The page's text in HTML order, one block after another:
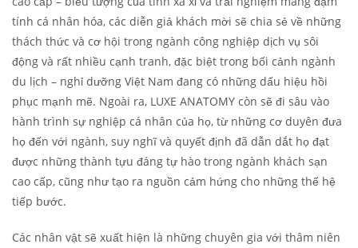
tính cá nhân hóa, các diễn giả khách mời sẽ chia sẻ về những
thách thức và cơ hội trong ngành công nghiệp dịch vụ sôi
động và rất nhiều cạnh tranh, đặc biệt trong bối cảnh ngành
du lịch – nghỉ dưỡng Việt Nam đang có những dấu hiệu hồi
phục mạnh mẽ. Ngoài ra, LUXE ANATOMY còn sẽ đi sâu vào
hành trình sự nghiệp cá nhân của họ, từ những cơ duyên đưa
họ đến với ngành, suy nghĩ và quyết định đã dẫn dắt họ đạt
được những thành tựu đáng tự hào trong ngành khách sạn
cao cấp, cũng như tạo ra nguồn cảm hứng cho những thế hệ
tiếp bước.
Các nhân vật sẽ xuất hiện là những chuyên gia với thâm niên